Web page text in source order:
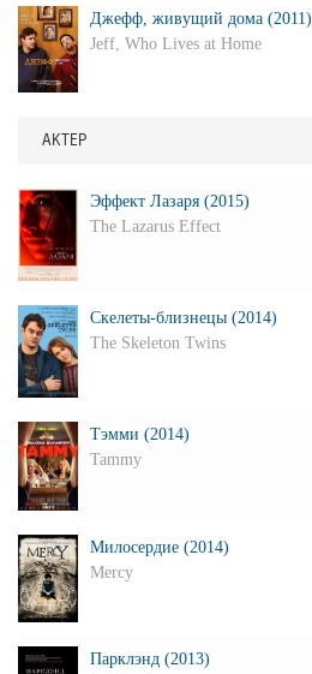
Джефф, живущий дома (2011)
Jeff, Who Lives at Home
АКТЕР
Эффект Лазаря (2015)
The Lazarus Effect
Скелеты-близнецы (2014)
The Skeleton Twins
Тэмми (2014)
Tammy
Милосердие (2014)
Mercy
Парклэнд (2013)